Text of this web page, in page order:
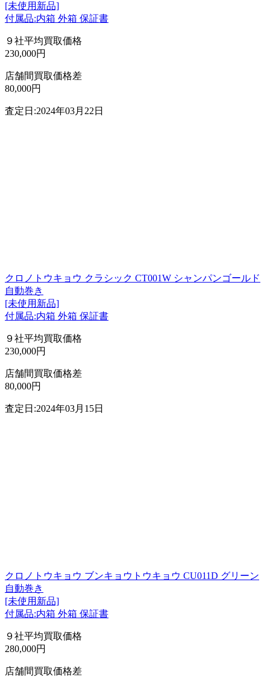
[未使用新品]
付属品:内箱 外箱 保証書
９社平均買取価格
230,000円
店舗間買取価格差
80,000円
査定日:2024年03月22日
クロノトウキョウ クラシック CT001W シャンパンゴールド
自動巻き
[未使用新品]
付属品:内箱 外箱 保証書
９社平均買取価格
230,000円
店舗間買取価格差
80,000円
査定日:2024年03月15日
クロノトウキョウ ブンキョウトウキョウ CU011D グリーン
自動巻き
[未使用新品]
付属品:内箱 外箱 保証書
９社平均買取価格
280,000円
店舗間買取価格差